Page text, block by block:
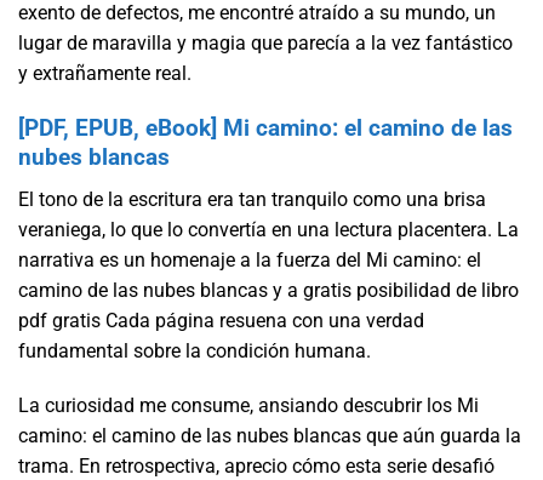
exento de defectos, me encontré atraído a su mundo, un
lugar de maravilla y magia que parecía a la vez fantástico
y extrañamente real.
[PDF, EPUB, eBook] Mi camino: el camino de las
nubes blancas
El tono de la escritura era tan tranquilo como una brisa
veraniega, lo que lo convertía en una lectura placentera. La
narrativa es un homenaje a la fuerza del Mi camino: el
camino de las nubes blancas y a gratis posibilidad de libro
pdf gratis Cada página resuena con una verdad
fundamental sobre la condición humana.
La curiosidad me consume, ansiando descubrir los Mi
camino: el camino de las nubes blancas que aún guarda la
trama. En retrospectiva, aprecio cómo esta serie desafió